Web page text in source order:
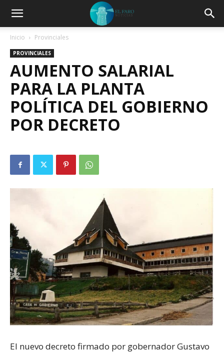
Inicio Provinciales
PROVINCIALES
AUMENTO SALARIAL
PARA LA PLANTA
POLÍTICA DEL GOBIERNO
POR DECRETO
El nuevo decreto firmado por gobernador Gustavo